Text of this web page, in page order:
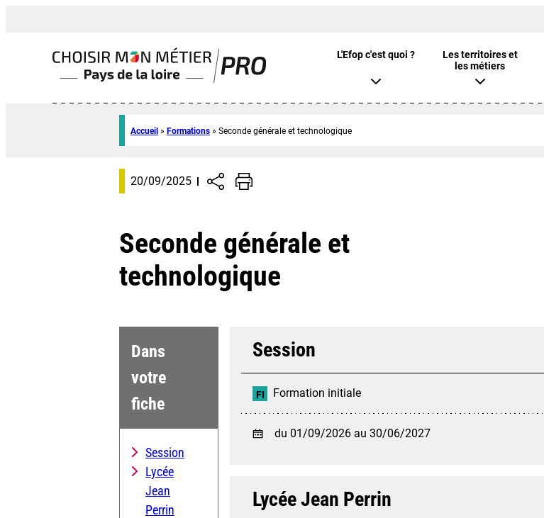
L'Efop c'est quoi ?
Les territoires et
les métiers
Accueil » Formations » Seconde générale et technologique
20/09/2025
Seconde générale et
technologique
Dans
votre
fiche
Session
Lycée
Jean
Perrin
Session
FI Formation initiale
du 01/09/2026 au 30/06/2027
Lycée Jean Perrin